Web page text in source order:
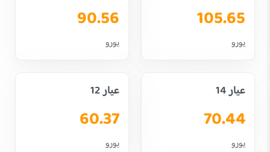
105.65
يورو
90.56
يورو
عيار 14
70.44
يورو
عيار 12
60.37
يورو